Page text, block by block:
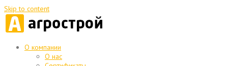
Skip to content
О компании
О нас